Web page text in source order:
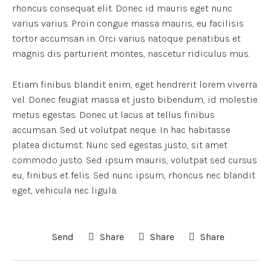
rhoncus consequat elit. Donec id mauris eget nunc
varius varius. Proin congue massa mauris, eu facilisis
tortor accumsan in. Orci varius natoque penatibus et
magnis dis parturient montes, nascetur ridiculus mus.
Etiam finibus blandit enim, eget hendrerit lorem viverra
vel. Donec feugiat massa et justo bibendum, id molestie
metus egestas. Donec ut lacus at tellus finibus
accumsan. Sed ut volutpat neque. In hac habitasse
platea dictumst. Nunc sed egestas justo, sit amet
commodo justo. Sed ipsum mauris, volutpat sed cursus
eu, finibus et felis. Sed nunc ipsum, rhoncus nec blandit
eget, vehicula nec ligula.
Send Share Share Share